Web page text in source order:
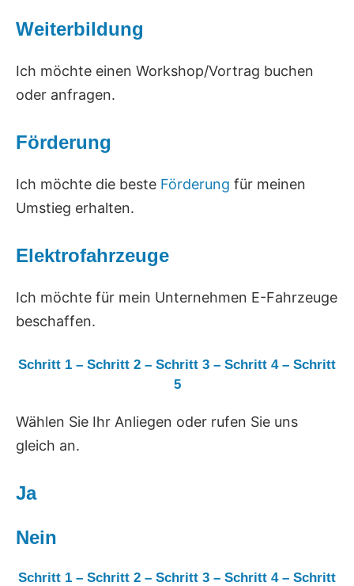
Weiterbildung
Ich möchte einen Workshop/Vortrag buchen
oder anfragen.
Förderung
Ich möchte die beste Förderung für meinen
Umstieg erhalten.
Elektrofahrzeuge
Ich möchte für mein Unternehmen E-Fahrzeuge
beschaffen.
Schritt 1 – Schritt 2 – Schritt 3 – Schritt 4– Schritt
5
Wählen Sie Ihr Anliegen oder rufen Sie uns
gleich an.
Ja
Nein
Schritt 1 – Schritt 2 – Schritt 3 – Schritt 4– Schritt